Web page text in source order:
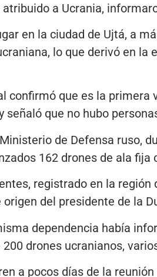
a Ucrania,
en la ciudad de Ujtá, a
lo que derivó en la
confirmó que es la
señaló que no hubo
de Defensa ruso,
162 drones de ala
registrado en la
del presidente de la
dependencia había
drones ucranianos,
a pocos días de la